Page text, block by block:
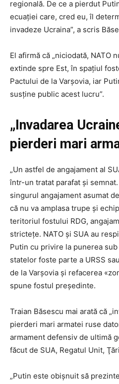
regională. De ce a pierdut
ecuaţiei care, cred eu, îl
invadeze Ucraina”, a scris
El afirmă că „niciodată, NATO
extinde spre Est, în spaţiul
Pactului de la Varşovia, iar
susţine public acest lucru”.
„Invadarea
pierderi mari
„Un astfel de angajament al
într-un tratat parafat şi
singurul angajament asumat
că nu va amplasa trupe şi
teritoriul fostului RDG,
stricteţe. NATO şi SUA au
Putin cu privire la punerea
statelor foste parte a URSS
de la Varşovia şi refacerea
spune fostul preşedinte.
Traian Băsescu mai arată că
pierderi mari armatei ruse
armament defensiv de ultimă
făcut de SUA, Regatul Unit,
„Putin este obişnuit să